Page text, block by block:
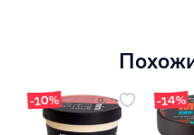
-10% -14%